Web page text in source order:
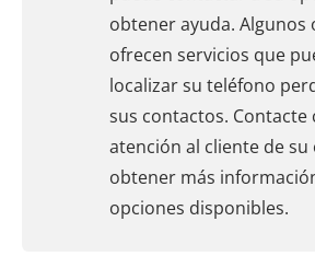
obtener ayuda. Algunos
ofrecen servicios que
localizar su teléfono
sus contactos. Contacte
atención al cliente de
obtener más
opciones disponibles.